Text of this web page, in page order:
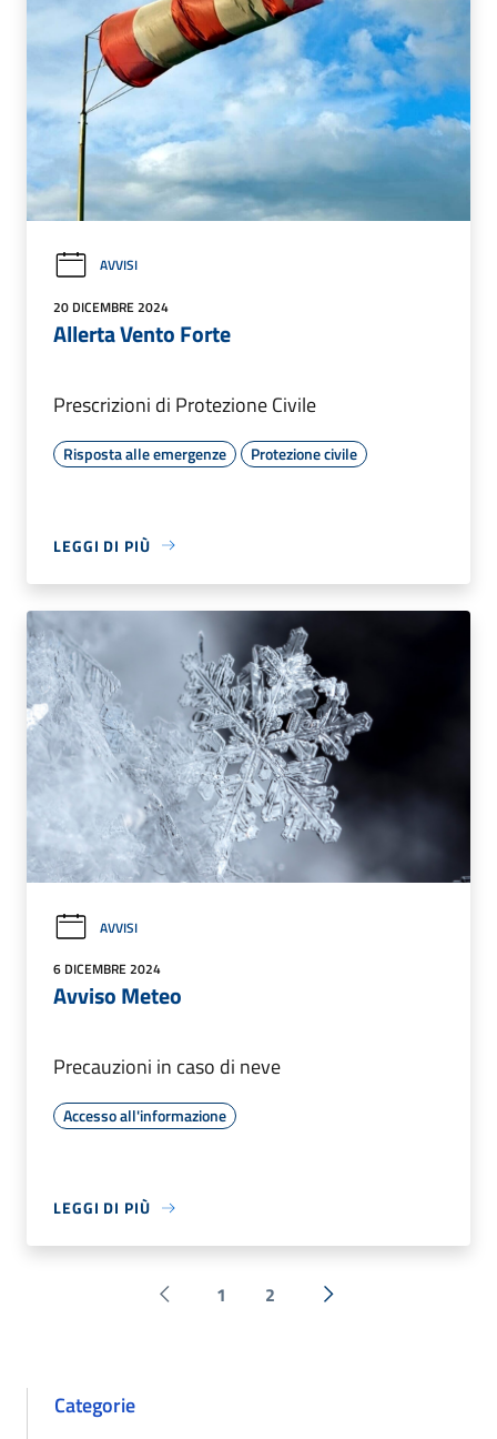
AVVISI
20 DICEMBRE 2024
Allerta Vento Forte
Prescrizioni di Protezione Civile
Risposta alle emergenze Protezione civile
LEGGI DI PIÙ
AVVISI
6 DICEMBRE 2024
Avviso Meteo
Precauzioni in caso di neve
Accesso all'informazione
LEGGI DI PIÙ
Pagina precedente
1 2 Successiva »
Categorie